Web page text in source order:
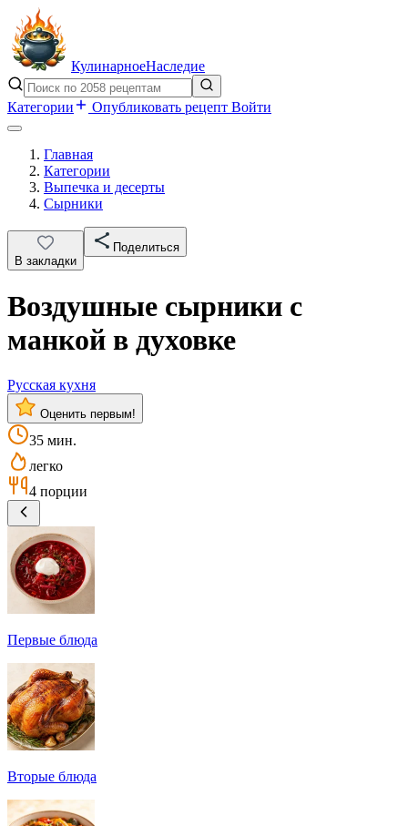
КулинарноеНаследие
Категории Опубликовать рецепт Войти
Главная
Категории
Выпечка и десерты
Сырники
В закладки
Поделиться
Воздушные сырники с
манкой в духовке
Русская кухня
Оценить первым!
35 мин.
легко
4 порции
Первые блюда
Вторые блюда